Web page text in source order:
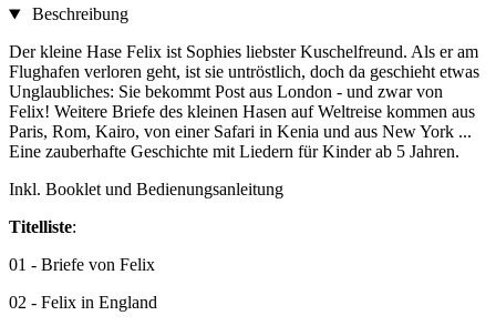
Beschreibung
Der kleine Hase Felix ist Sophies liebster Kuschelfreund. Als er am
Flughafen verloren geht, ist sie untröstlich, doch da geschieht etwas
Unglaubliches: Sie bekommt Post aus London - und zwar von
Felix! Weitere Briefe des kleinen Hasen auf Weltreise kommen aus
Paris, Rom, Kairo, von einer Safari in Kenia und aus New York ...
Eine zauberhafte Geschichte mit Liedern für Kinder ab 5 Jahren.
Inkl. Booklet und Bedienungsanleitung
Titelliste:
01 - Briefe von Felix
02 - Felix in England